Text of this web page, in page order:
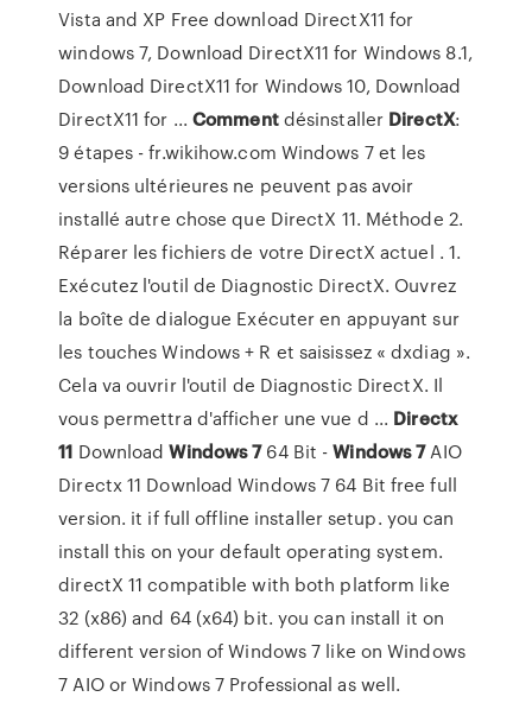
Vista and XP Free download DirectX11 for
windows 7, Download DirectX11 for Windows 8.1,
Download DirectX11 for Windows 10, Download
DirectX11 for ...Commentdésinstaller DirectX:
9 étapes - fr.wikihow.com Windows 7 et les
versions ultérieures ne peuvent pas avoir
installé autre chose que DirectX 11. Méthode 2.
Réparer les fichiers de votre DirectX actuel . 1.
Exécutez l'outil de Diagnostic DirectX. Ouvrez
la boîte de dialogue Exécuter en appuyant sur
les touches Windows + R et saisissez « dxdiag ».
Cela va ouvrir l'outil de Diagnostic DirectX. Il
vous permettra d'afficher une vue d ... Directx
11 DownloadWindows764 Bit -Windows7AIO
Directx 11 Download Windows 7 64 Bit free full
version. it if full offline installer setup. you can
install this on your default operating system.
directX 11 compatible with both platform like
32 (x86) and 64 (x64) bit. you can install it on
different version of Windows 7 like on Windows
7 AIO or Windows 7 Professional as well.